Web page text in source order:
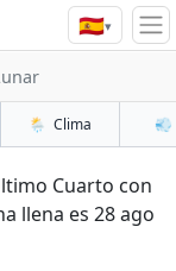
🇪🇸▾
🌦️ Clima 💨
Cuarto con
llena es 28 ago